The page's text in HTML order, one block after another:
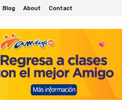
Blog About Contact